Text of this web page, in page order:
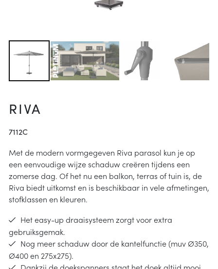
kiezen
RIVA
7112C
Met de modern vormgegeven Riva parasol kun je op
een eenvoudige wijze schaduw creëren tijdens een
zomerse dag. Of het nu een balkon, terras of tuin is, de
Riva biedt uitkomst en is beschikbaar in vele afmetingen,
stofklassen en kleuren.
Het easy-up draaisysteem zorgt voor extra
gebruiksgemak.
Nog meer schaduw door de kantelfunctie (muv Ø350,
Ø400 en 275x275).